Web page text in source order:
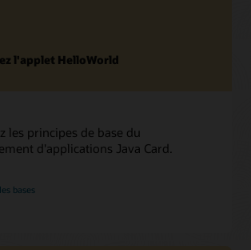
l'applet HelloWorld
les principes de base du
d'applications Java Card.
bases